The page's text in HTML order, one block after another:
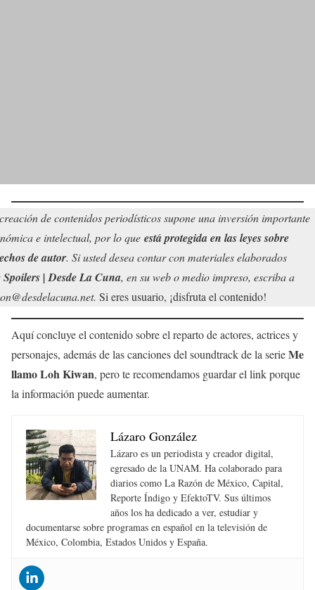
de contenidos periodísticos supone una inversión importante
e intelectual, por lo que está protegida en las leyes sobre
de autor. Si usted desea contar con materiales elaborados
Spoilers | Desde La Cuna, en su web o medio impreso, escriba a
Si eres usuario, ¡disfruta el contenido!
Aquí concluye el contenido sobre el reparto de actores, actrices y
personajes, además de las canciones del soundtrack de la serieMe
llamo Loh Kiwan, pero te recomendamos guardar el link porque
la información puede aumentar.
Lázaro González
Lázaro es un periodista y creador digital,
egresado de la UNAM. Ha colaborado para
diarios como La Razón de México, Capital,
Reporte Índigo y EfektoTV. Sus últimos
años los ha dedicado a ver, estudiar y
documentarse sobre programas en español en la televisión de
México, Colombia, Estados Unidos y España.